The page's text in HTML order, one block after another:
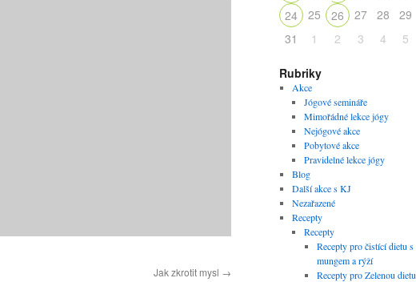
Jak zkrotit mysl →
24
25 26 27 28 29
31
1 2 3 4 5
Rubriky
Akce
Jógové semináře
Mimořádné lekce jógy
Nejógové akce
Pobytové akce
Pravidelné lekce jógy
Blog
Další akce s KJ
Nezařazené
Recepty
Recepty
Recepty pro čistící dietu s
mungem a rýží
Recepty pro Zelenou dietu